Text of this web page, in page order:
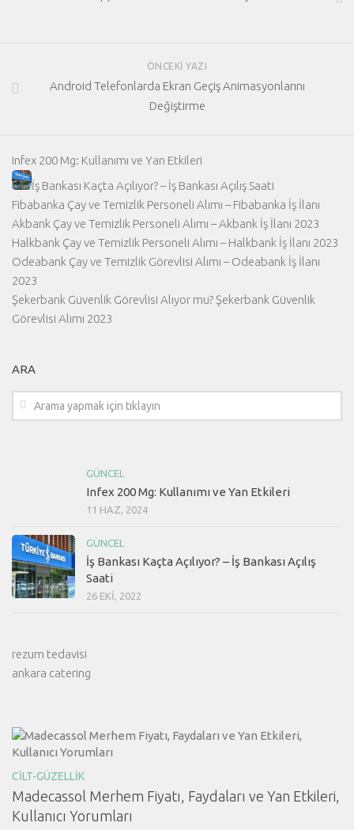
ÖNCEKI YAZI
Android Telefonlarda Ekran Geçiş Animasyonlarını
Değiştirme
Infex 200 Mg: Kullanımı ve Yan Etkileri
İş Bankası Kaçta Açılıyor? – İş Bankası Açılış Saati
Fibabanka Çay ve Temizlik Personeli Alımı – Fibabanka İş İlanı
Akbank Çay ve Temizlik Personeli Alımı – Akbank İş İlanı 2023
Halkbank Çay ve Temizlik Personeli Alımı – Halkbank İş İlanı 2023
Odeabank Çay ve Temizlik Görevlisi Alımı – Odeabank İş İlanı
2023
Şekerbank Güvenlik Görevlisi Alıyor mu? Şekerbank Güvenlik
Görevlisi Alımı 2023
ARA
GÜNCEL
Infex 200 Mg: Kullanımı ve Yan Etkileri
11 HAZ, 2024
GÜNCEL
İş Bankası Kaçta Açılıyor? – İş Bankası Açılış
Saati
26 EKI, 2022
rezum tedavisi
ankara catering
CILT-GÜZELLIK
Madecassol Merhem Fiyatı, Faydaları ve Yan Etkileri,
Kullanıcı Yorumları